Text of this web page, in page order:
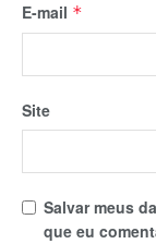
E-mail *
Site
Salvar meus
que eu